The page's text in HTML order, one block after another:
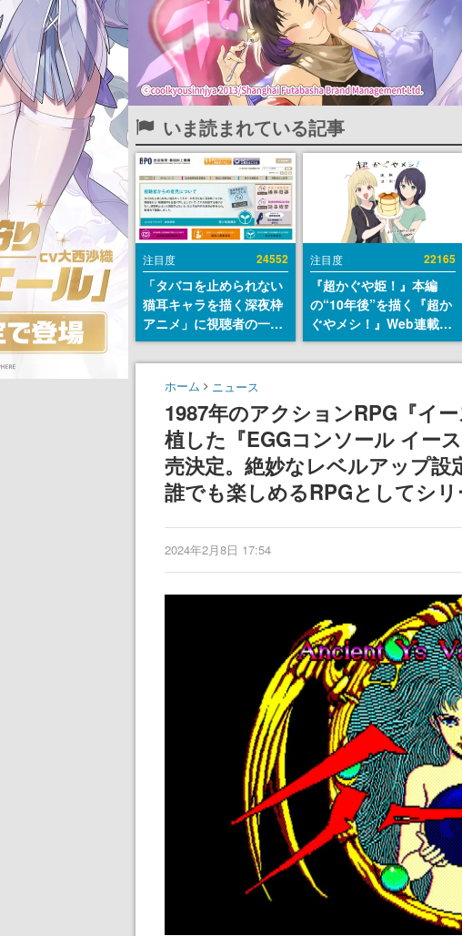
いま読まれている記事
注目度 24552
「タバコを止められない
猫耳キャラを描く深夜枠
アニメ」に視聴者の一部
から批判意見。違法薬物
の使用と思しき描写も含
めて、BPOが議論を交わ
注目度 22165
『超かぐや姫！』本編
の“10年後”を描く『超か
ぐやメシ！』Web連載決
定。新たなWebマンガレ
ーベル「ビビビコミッ
タート、あのお話には…
まだ続きがある！
ホーム ニュース
1987年のアクションRPG『イ
植した『EGGコンソール イー
売決定。絶妙なレベルアップ
誰でも楽しめるRPGとしてシ
2024年2月8日 17:54